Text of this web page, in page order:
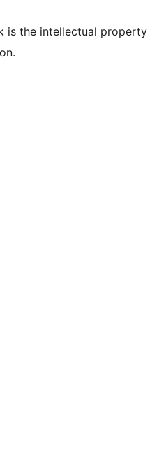
is the intellectual property